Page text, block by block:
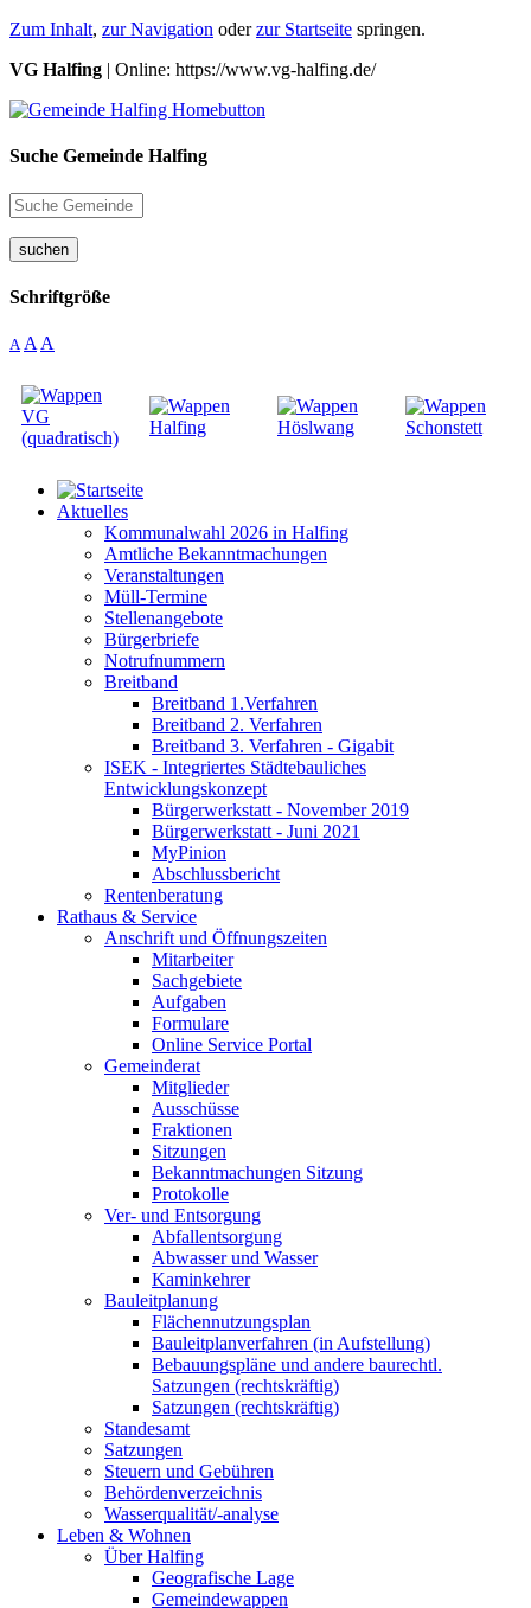
Zum Inhalt, zur Navigation oderzur Startseite springen.
VG Halfing | Online: https://www.vg-halfing.de/
Suche Gemeinde Halfing
suchen
Schriftgröße
A A A
Aktuelles
Kommunalwahl 2026 in Halfing
Amtliche Bekanntmachungen
Veranstaltungen
Müll-Termine
Stellenangebote
Bürgerbriefe
Notrufnummern
Breitband
Breitband 1.Verfahren
Breitband 2. Verfahren
Breitband 3. Verfahren - Gigabit
ISEK - Integriertes Städtebauliches
Entwicklungskonzept
Bürgerwerkstatt - November 2019
Bürgerwerkstatt - Juni 2021
MyPinion
Abschlussbericht
Rentenberatung
Rathaus & Service
Anschrift und Öffnungszeiten
Mitarbeiter
Sachgebiete
Aufgaben
Formulare
Online Service Portal
Gemeinderat
Mitglieder
Ausschüsse
Fraktionen
Sitzungen
Bekanntmachungen Sitzung
Protokolle
Ver- und Entsorgung
Abfallentsorgung
Abwasser und Wasser
Kaminkehrer
Bauleitplanung
Flächennutzungsplan
Bauleitplanverfahren (in Aufstellung)
Bebauungspläne und andere baurechtl.
Satzungen (rechtskräftig)
Satzungen (rechtskräftig)
Standesamt
Satzungen
Steuern und Gebühren
Behördenverzeichnis
Wasserqualität/-analyse
Leben & Wohnen
Über Halfing
Geografische Lage
Gemeindewappen